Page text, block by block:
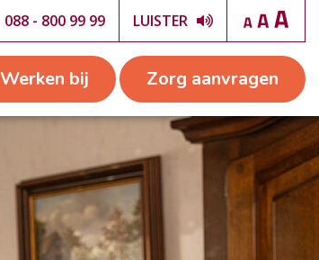
088 - 800 99 99 LUISTER
Werken bij Zorg aanvragen